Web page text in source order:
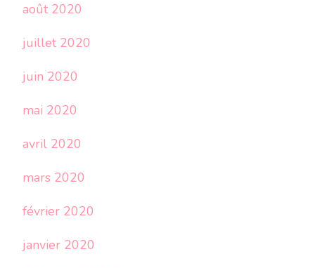
août 2020
juillet 2020
juin 2020
mai 2020
avril 2020
mars 2020
février 2020
janvier 2020